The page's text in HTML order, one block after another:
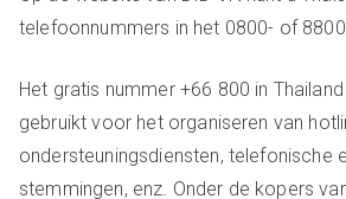
telefoonnummers in het 0800- of
Het gratis nummer +66 800 in
gebruikt voor het organiseren van
ondersteuningsdiensten, telefonische
stemmingen, enz. Onder de kopers